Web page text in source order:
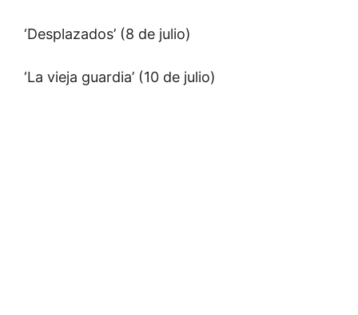
‘Desplazados’ (8 de julio)
‘La vieja guardia’ (10 de julio)